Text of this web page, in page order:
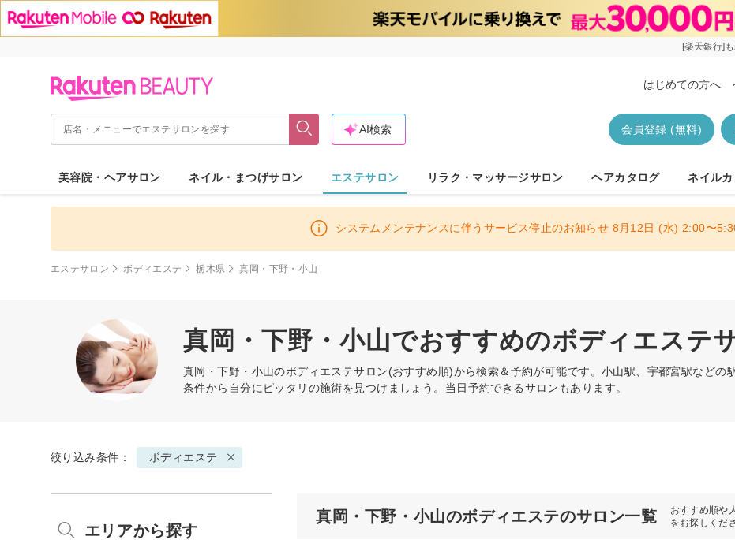
[楽天銀行]
はじめての方へ
会員登録 (無料)
AI検索
美容院・ヘアサロン ネイル・まつげサロン エステサロン リラク・マッサージサロン ヘアカタログ ネイル
システムメンテナンスに伴うサービス停止のお知らせ 8月12日 (水) 2:00〜
エステサロン ボディエステ 栃木県 真岡・下野・小山
真岡・下野・小山でおすすめのボディエステ
真岡・下野・小山のボディエステサロン(おすすめ順)から検索＆予約が可能です。小山駅、宇都宮駅などの
条件から自分にピッタリの施術を見つけましょう。当日予約できるサロンもあります。
絞り込み条件： ボディエステ
真岡・下野・小山のボディエステのサロン一覧
おすすめ順や
をお探しくだ
エリアから探す